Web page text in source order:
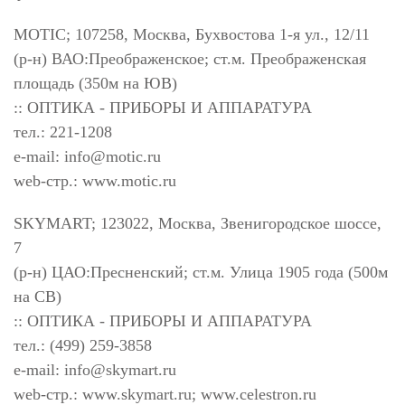
MOTIC; 107258, Москва, Бухвостова 1-я ул., 12/11
(р-н) ВАО:Преображенское; ст.м. Преображенская
площадь (350м на ЮВ)
:: ОПТИКА - ПРИБОРЫ И АППАРАТУРА
тел.: 221-1208
e-mail: info@motic.ru
web-стр.: www.motic.ru
SKYMART; 123022, Москва, Звенигородское шоссе,
7
(р-н) ЦАО:Пресненский; ст.м. Улица 1905 года (500м
на СВ)
:: ОПТИКА - ПРИБОРЫ И АППАРАТУРА
тел.: (499) 259-3858
e-mail: info@skymart.ru
web-стр.: www.skymart.ru; www.celestron.ru